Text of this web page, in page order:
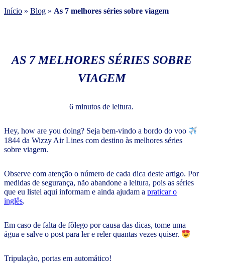
Início » Blog » As 7 melhores séries sobre viagem
AS 7 MELHORES SÉRIES SOBRE
VIAGEM
6 minutos de leitura.
Hey, how are you doing? Seja bem-vindo a bordo do voo
1844 da Wizzy Air Lines com destino às melhores séries
sobre viagem.
Observe com atenção o número de cada dica deste artigo. Por
medidas de segurança, não abandone a leitura, pois as séries
que eu listei aqui informam e ainda ajudam a praticar o
inglês.
Em caso de falta de fôlego por causa das dicas, tome uma
água e salve o post para ler e reler quantas vezes quiser.
Tripulação, portas em automático!